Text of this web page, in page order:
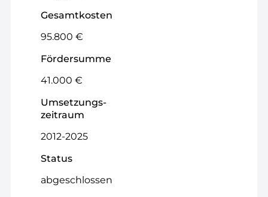
Gesamtkosten
95.800 €
Fördersumme
41.000 €
Umsetzungs­
zeitraum
2012-2025
Status
abgeschlossen